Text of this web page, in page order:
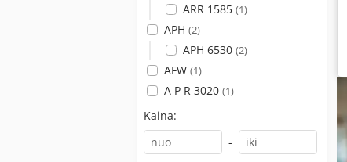
ARR 1585 (1)
APH (2)
APH 6530 (2)
AFW (1)
A P R 3020 (1)
Kaina:
-